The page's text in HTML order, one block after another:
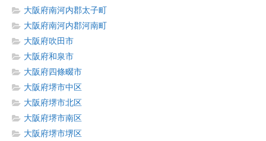
大阪府南河内郡太子町
大阪府南河内郡河南町
大阪府吹田市
大阪府和泉市
大阪府四條畷市
大阪府堺市中区
大阪府堺市北区
大阪府堺市南区
大阪府堺市堺区